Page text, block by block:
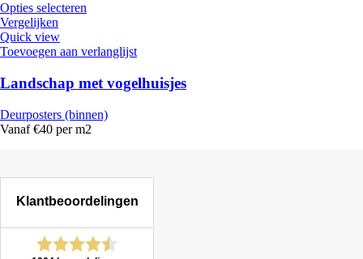
Opties selecteren
Vergelijken
Quick view
Toevoegen aan verlanglijst
Landschap met vogelhuisjes
Deurposters (binnen)
Vanaf €40 per m2